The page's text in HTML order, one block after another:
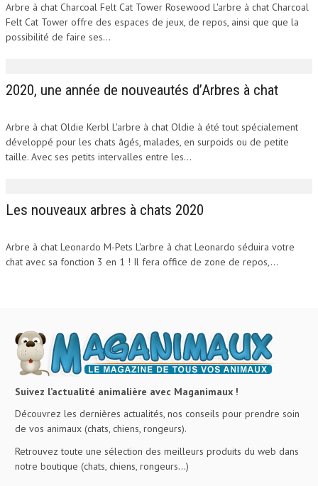
Arbre à chat Charcoal Felt Cat Tower Rosewood L'arbre à chat Charcoal
Felt Cat Tower offre des espaces de jeux, de repos, ainsi que que la
possibilité de faire ses...
2020, une année de nouveautés d’Arbres à chat
Arbre à chat Oldie Kerbl L'arbre à chat Oldie à été tout spécialement
développé pour les chats âgés, malades, en surpoids ou de petite
taille. Avec ses petits intervalles entre les...
Les nouveaux arbres à chats 2020
Arbre à chat Leonardo M-Pets L'arbre à chat Leonardo séduira votre
chat avec sa fonction 3 en 1 ! Il fera office de zone de repos,...
Suivez l’actualité animalière avec Maganimaux !
Découvrez les dernières actualités, nos conseils pour prendre soin
de vos animaux (chats, chiens, rongeurs).
Retrouvez toute une sélection des meilleurs produits du web dans
notre boutique (chats, chiens, rongeurs…)